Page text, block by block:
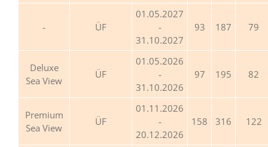
ÜF
01.05.2027
-
31.10.2027
93 187 79
Deluxe
Sea View
ÜF
01.05.2026
-
31.10.2026
97 195 82
Premium
Sea View
ÜF
01.11.2026
-
20.12.2026
158 316 122